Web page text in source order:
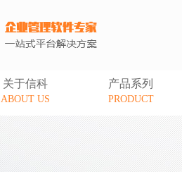
关于信科
ABOUT US
产品系列
PRODUCT